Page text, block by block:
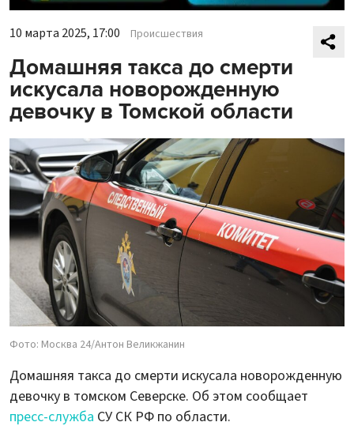
10 марта 2025, 17:00 Происшествия
Домашняя такса до смерти
искусала новорожденную
девочку в Томской области
Фото: Москва 24/Антон Великжанин
Домашняя такса до смерти искусала новорожденную
девочку в томском Северске. Об этом сообщает
пресс-служба СУ СК РФ по области.